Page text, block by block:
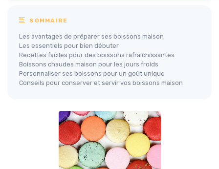
SOMMAIRE
Les avantages de préparer ses boissons maison
Les essentiels pour bien débuter
Recettes faciles pour des boissons rafraîchissantes
Boissons chaudes maison pour les jours froids
Personnaliser ses boissons pour un goût unique
Conseils pour conserver et servir vos boissons maison